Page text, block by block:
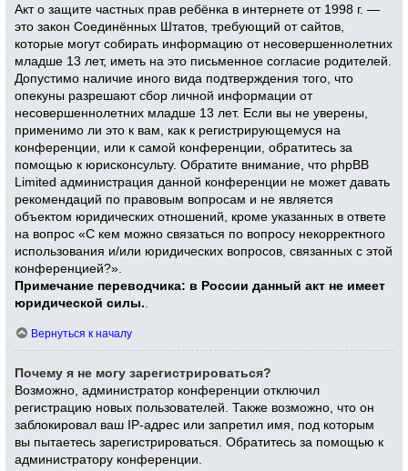
Акт о защите частных прав ребёнка в интернете от 1998 г. —
это закон Соединённых Штатов, требующий от сайтов,
которые могут собирать информацию от несовершеннолетних
младше 13 лет, иметь на это письменное согласие родителей.
Допустимо наличие иного вида подтверждения того, что
опекуны разрешают сбор личной информации от
несовершеннолетних младше 13 лет. Если вы не уверены,
применимо ли это к вам, как к регистрирующемуся на
конференции, или к самой конференции, обратитесь за
помощью к юрисконсульту. Обратите внимание, что phpBB
Limited администрация данной конференции не может давать
рекомендаций по правовым вопросам и не является
объектом юридических отношений, кроме указанных в ответе
на вопрос «С кем можно связаться по вопросу некорректного
использования и/или юридических вопросов, связанных с этой
конференцией?».
Примечание переводчика: в России данный акт не имеет
юридической силы.
Вернуться к началу
Почему я не могу зарегистрироваться?
Возможно, администратор конференции отключил
регистрацию новых пользователей. Также возможно, что он
заблокировал ваш IP-адрес или запретил имя, под которым
вы пытаетесь зарегистрироваться. Обратитесь за помощью к
администратору конференции.